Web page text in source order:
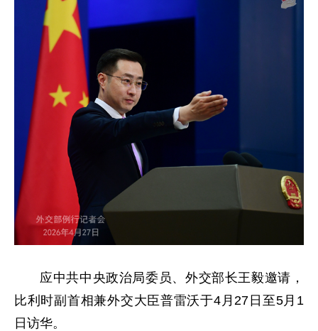
应中共中央政治局委员、外交部长王毅邀请，
比利时副首相兼外交大臣普雷沃于4月27日至5月1
日访华。